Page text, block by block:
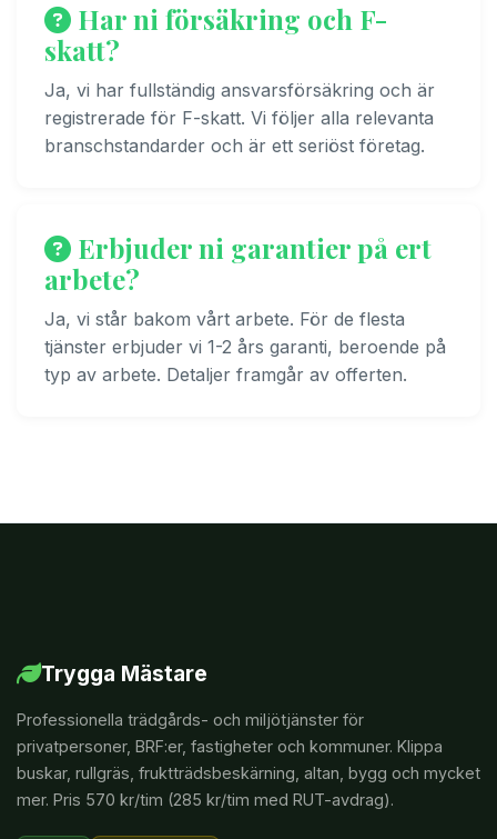
Har ni försäkring och F-
skatt?
Ja, vi har fullständig ansvarsförsäkring och är
registrerade för F-skatt. Vi följer alla relevanta
branschstandarder och är ett seriöst företag.
Erbjuder ni garantier på ert
arbete?
Ja, vi står bakom vårt arbete. För de flesta
tjänster erbjuder vi 1-2 års garanti, beroende på
typ av arbete. Detaljer framgår av offerten.
Trygga Mästare
Professionella trädgårds- och miljötjänster för
privatpersoner, BRF:er, fastigheter och kommuner. Klippa
buskar, rullgräs, fruktträdsbeskärning, altan, bygg och mycket
mer. Pris 570 kr/tim (285 kr/tim med RUT-avdrag).